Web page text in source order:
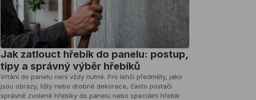
Jak zatlouct hřebík do panelu: postup,
tipy a správný výběr hřebíků
Vrtání do panelu není vždy nutné. Pro lehčí předměty, jako
jsou obrazy, lišty nebo drobné dekorace, často postačí
správně zvolené hřebíky do panelu nebo speciální hřebík